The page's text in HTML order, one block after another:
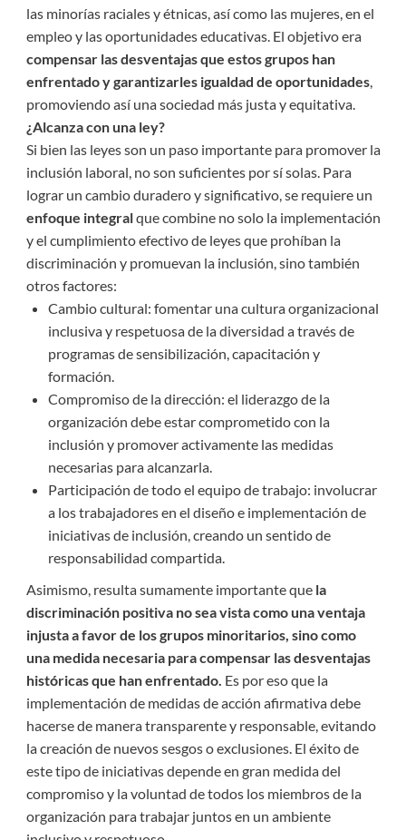
las minorías raciales y étnicas, así como las mujeres, en el
empleo y las oportunidades educativas. El objetivo era
compensar las desventajas que estos grupos han
enfrentado y garantizarles igualdad de oportunidades,
promoviendo así una sociedad más justa y equitativa.
¿Alcanza con una ley?
Si bien las leyes son un paso importante para promover la
inclusión laboral, no son suficientes por sí solas. Para
lograr un cambio duradero y significativo, se requiere un
enfoque integralque combine no solo la implementación
y el cumplimiento efectivo de leyes que prohíban la
discriminación y promuevan la inclusión, sino también
otros factores:
Cambio cultural: fomentar una cultura organizacional
inclusiva y respetuosa de la diversidad a través de
programas de sensibilización, capacitación y
formación.
Compromiso de la dirección: el liderazgo de la
organización debe estar comprometido con la
inclusión y promover activamente las medidas
necesarias para alcanzarla.
Participación de todo el equipo de trabajo: involucrar
a los trabajadores en el diseño e implementación de
iniciativas de inclusión, creando un sentido de
responsabilidad compartida.
Asimismo, resulta sumamente importante quela
discriminación positiva no sea vista como una ventaja
injusta a favor de los grupos minoritarios, sino como
una medida necesaria para compensar las desventajas
históricas que han enfrentado. Es por eso que la
implementación de medidas de acción afirmativa debe
hacerse de manera transparente y responsable, evitando
la creación de nuevos sesgos o exclusiones. El éxito de
este tipo de iniciativas depende en gran medida del
compromiso y la voluntad de todos los miembros de la
organización para trabajar juntos en un ambiente